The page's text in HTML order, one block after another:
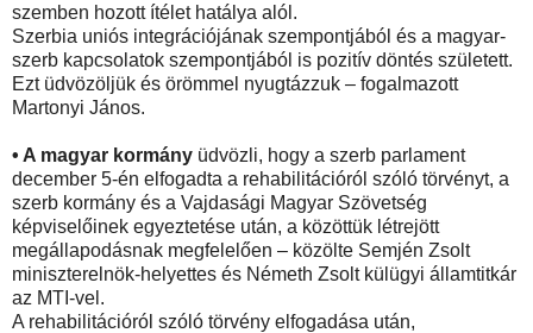
szemben hozott ítélet hatálya alól.
Szerbia uniós integrációjának szempontjából és a magyar-
szerb kapcsolatok szempontjából is pozitív döntés született.
Ezt üdvözöljük és örömmel nyugtázzuk – fogalmazott
Martonyi János.
• A magyar kormány üdvözli, hogy a szerb parlament
december 5-én elfogadta a rehabilitációról szóló törvényt, a
szerb kormány és a Vajdasági Magyar Szövetség
képviselőinek egyeztetése után, a közöttük létrejött
megállapodásnak megfelelően – közölte Semjén Zsolt
miniszterelnök-helyettes és Németh Zsolt külügyi államtitkár
az MTI-vel.
A rehabilitációról szóló törvény elfogadása után,